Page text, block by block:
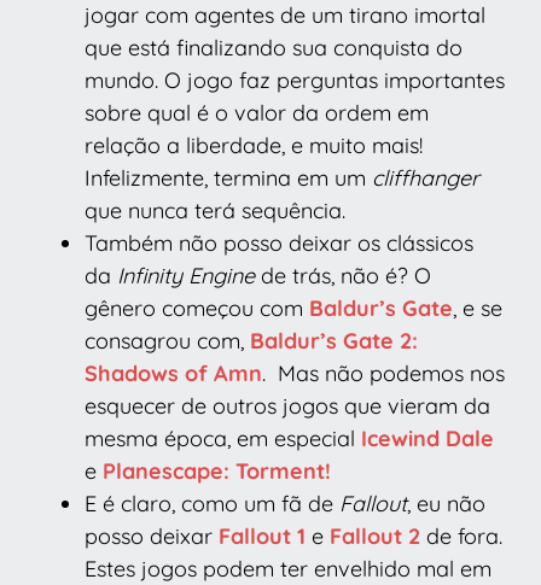
jogar com agentes de um tirano imortal
que está finalizando sua conquista do
mundo. O jogo faz perguntas importantes
sobre qual é o valor da ordem em
relação a liberdade, e muito mais!
Infelizmente, termina em um cliffhanger
que nunca terá sequência.
Também não posso deixar os clássicos
da Infinity Enginede trás, não é? O
gênero começou com Baldur’s Gate, e se
consagrou com, Baldur’s Gate 2:
Shadows of Amn. Mas não podemos nos
esquecer de outros jogos que vieram da
mesma época, em especial Icewind Dale
e Planescape: Torment!
E é claro, como um fã de Fallout, eu não
posso deixar Fallout 1 e Fallout 2 de fora.
Estes jogos podem ter envelhido mal em